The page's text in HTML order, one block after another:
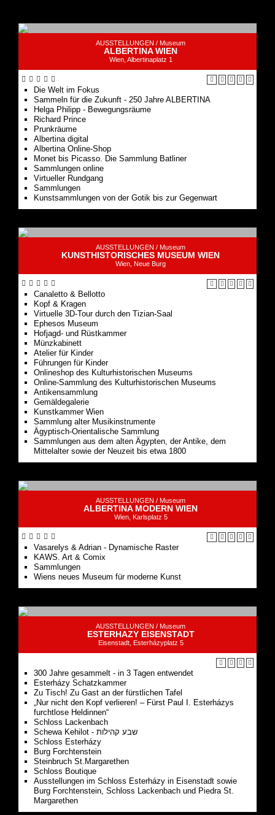
AUSSTELLUNGEN / Museum
ALBERTINA WIEN
Wien, Albertinaplatz 1
Die Welt im Fokus
Sammeln für die Zukunft - 250 Jahre ALBERTINA
Helga Philipp - Bewegungsräume
Richard Prince
Prunkräume
Albertina digital
Albertina Online-Shop
Monet bis Picasso. Die Sammlung Batliner
Sammlungen online
Virtueller Rundgang
Sammlungen
Kunstsammlungen von der Gotik bis zur Gegenwart
AUSSTELLUNGEN / Museum
KUNSTHISTORISCHES MUSEUM WIEN
Wien, Neue Burg
Canaletto & Bellotto
Kopf & Kragen
Virtuelle 3D-Tour durch den Tizian-Saal
Ephesos Museum
Hofjagd- und Rüstkammer
Münzkabinett
Atelier für Kinder
Führungen für Kinder
Onlineshop des Kulturhistorischen Museums
Online-Sammlung des Kulturhistorischen Museums
Antikensammlung
Gemäldegalerie
Kunstkammer Wien
Sammlung alter Musikinstrumente
Ägyptisch-Orientalische Sammlung
Sammlungen aus dem alten Ägypten, der Antike, dem
Mittelalter sowie der Neuzeit bis etwa 1800
AUSSTELLUNGEN / Museum
ALBERTINA MODERN WIEN
Wien, Karlsplatz 5
Vasarelys & Adrian - Dynamische Raster
KAWS. Art & Comix
Sammlungen
Wiens neues Museum für moderne Kunst
AUSSTELLUNGEN / Museum
ESTERHAZY EISENSTADT
Eisenstadt, Esterházyplatz 5
300 Jahre gesammelt - in 3 Tagen entwendet
Esterházy Schatzkammer
Zu Tisch! Zu Gast an der fürstlichen Tafel
„Nur nicht den Kopf verlieren! – Fürst Paul I. Esterházys
furchtlose Heldinnen“
Schloss Lackenbach
Schewa Kehilot - שבע קהילות
Schloss Esterházy
Burg Forchtenstein
Steinbruch St.Margarethen
Schloss Boutique
Ausstellungen im Schloss Esterházy in Eisenstadt sowie
Burg Forchtenstein, Schloss Lackenbach und Piedra St.
Margarethen